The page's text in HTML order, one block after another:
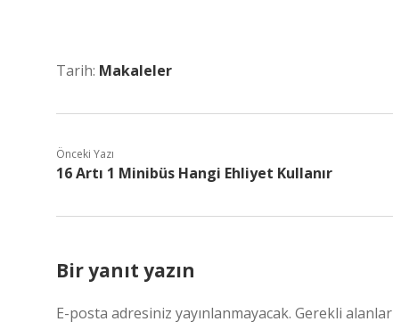
Tarih: Makaleler
Önceki Yazı
16 Artı 1 Minibüs Hangi Ehliyet Kullanır
Bir yanıt yazın
E-posta adresiniz yayınlanmayacak. Gerekli alanlar